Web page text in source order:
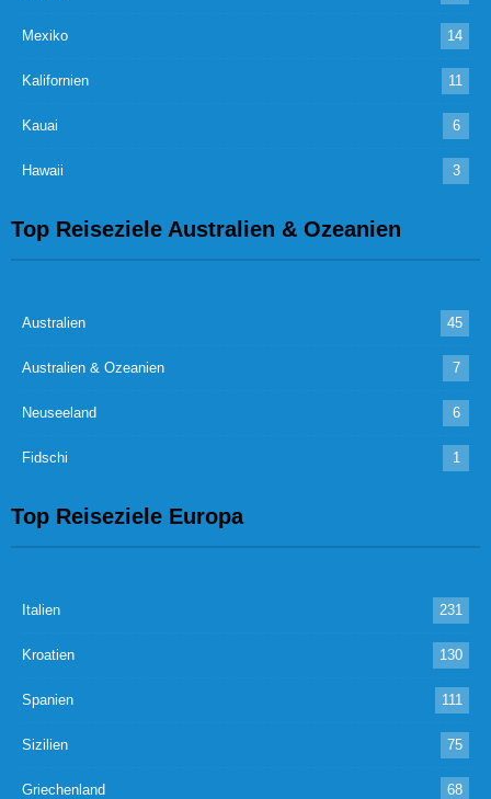
Mexiko 14
Kalifornien 11
Kauai 6
Hawaii 3
Top Reiseziele Australien & Ozeanien
Australien 45
Australien & Ozeanien 7
Neuseeland 6
Fidschi 1
Top Reiseziele Europa
Italien 231
Kroatien 130
Spanien 111
Sizilien 75
Griechenland 68